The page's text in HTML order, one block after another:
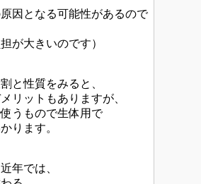
因となる可能性があるので
が大きいのです）
と性質をみると、
リットもありますが、
うもので生体用で
ります。
年では、